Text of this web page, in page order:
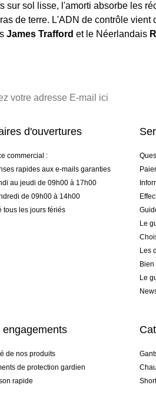
sur sol lisse, l'amorti absorbe les
de terre. L'ADN de contrôle vient
James Trafford et le Néerlandais
d'ouvertures
commercial :
rapides aux e-mails garanties
au jeudi de 09h00 à 17h00
de 09h00 à 14h00
tous les jours fériés
Le
Les
Le
engagements
de nos produits
de protection gardien
rapide